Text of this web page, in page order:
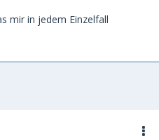
mir in jedem Einzelfall